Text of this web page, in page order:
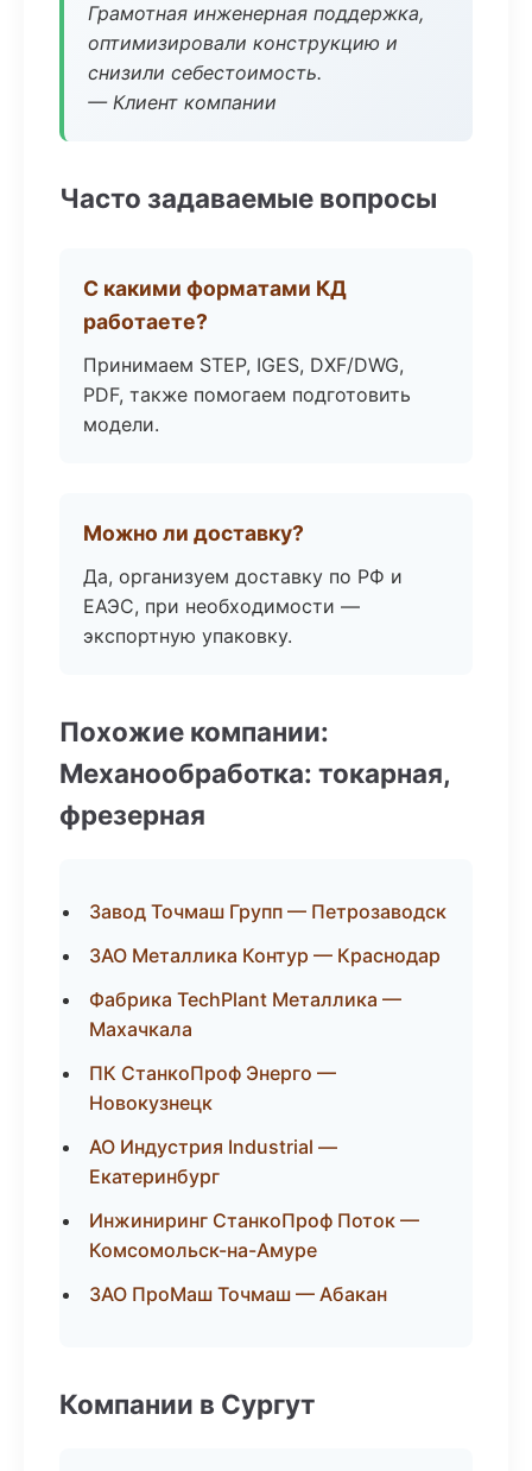
Грамотная инженерная поддержка,
оптимизировали конструкцию и
снизили себестоимость.
— Клиент компании
Часто задаваемые вопросы
С какими форматами КД
работаете?
Принимаем STEP, IGES, DXF/DWG,
PDF, также помогаем подготовить
модели.
Можно ли доставку?
Да, организуем доставку по РФ и
ЕАЭС, при необходимости —
экспортную упаковку.
Похожие компании:
Механообработка: токарная,
фрезерная
Завод Точмаш Групп — Петрозаводск
ЗАО Металлика Контур — Краснодар
Фабрика TechPlant Металлика —
Махачкала
ПК СтанкоПроф Энерго —
Новокузнецк
АО Индустрия Industrial —
Екатеринбург
Инжиниринг СтанкоПроф Поток —
Комсомольск-на-Амуре
ЗАО ПроМаш Точмаш — Абакан
Компании в Сургут